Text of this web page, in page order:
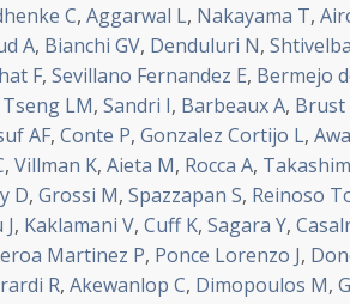
C, Aggarwal L, Nakayama T,
A, Bianchi GV, Denduluri N,
F, Sevillano Fernandez E, Bermejo
Tseng LM, Sandri I, Barbeaux A, Brust
AF, Conte P, Gonzalez Cortijo L,
, Villman K, Aieta M, Rocca A,
D, Grossi M, Spazzapan S, Reinoso
, Kaklamani V, Cuff K, Sagara Y,
Martinez P, Ponce Lorenzo J,
R, Akewanlop C, Dimopoulos M,